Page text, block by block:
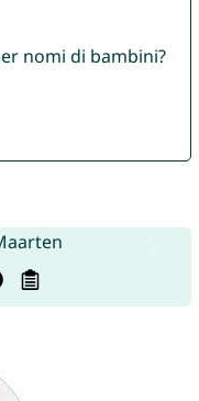
nomi di bambini?